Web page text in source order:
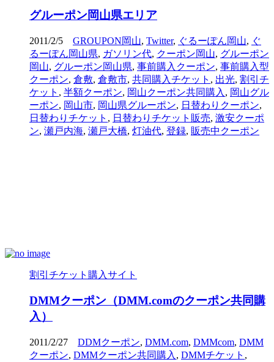
グルーポン岡山県エリア
2011/2/5 GROUPON岡山, Twitter, ぐるーぽん岡山, ぐ
るーぽん岡山県, ガソリン代, クーポン岡山, グルーポン
岡山, グルーポン岡山県, 事前購入クーポン, 事前購入型
クーポン, 倉敷, 倉敷市, 共同購入チケット , 出光, 割引チ
ケット , 半額クーポン, 岡山クーポン共同購入 , 岡山グル
ーポン, 岡山市, 岡山県グルーポン, 日替わりクーポン,
日替わりチケット , 日替わりチケット販売, 激安クーポ
ン, 瀬戸内海, 瀬戸大橋, 灯油代, 登録, 販売中クーポン
割引チケット購入サイト
DMMクーポン（DMM.comのクーポン共同購
入）
2011/2/27 DDMクーポン, DMM.com, DMMcom, DMM
クーポン, DMMクーポン共同購入 , DMMチケット ,